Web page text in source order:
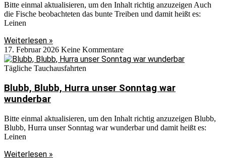
Bitte einmal aktualisieren, um den Inhalt richtig anzuzeigen Auch
die Fische beobachteten das bunte Treiben und damit heißt es:
Leinen
Weiterlesen »
17. Februar 2026 Keine Kommentare
Tägliche Tauchausfahrten
Blubb, Blubb, Hurra unser Sonntag war
wunderbar
Bitte einmal aktualisieren, um den Inhalt richtig anzuzeigen Blubb,
Blubb, Hurra unser Sonntag war wunderbar und damit heißt es:
Leinen
Weiterlesen »